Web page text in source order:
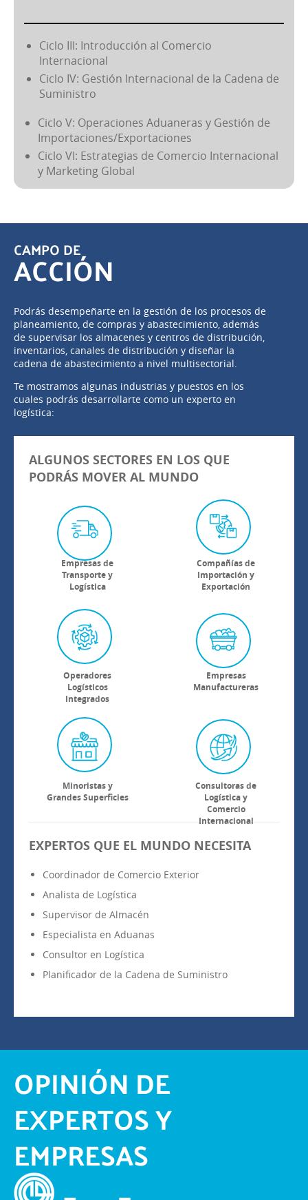
Ciclo III: Introducción al Comercio
Internacional
Ciclo IV: Gestión Internacional de la Cadena de
Suministro
Ciclo V: Operaciones Aduaneras y Gestión de
Importaciones/Exportaciones
Ciclo VI: Estrategias de Comercio Internacional
y Marketing Global
CAMPO DE
ACCIÓN
Podrás desempeñarte en la gestión de los procesos de
planeamiento, de compras y abastecimiento, además
de supervisar los almacenes y centros de distribución,
inventarios, canales de distribución y diseñar la
cadena de abastecimiento a nivel multisectorial.
Te mostramos algunas industrias y puestos en los
cuales podrás desarrollarte como un experto en
logística:
ALGUNOS SECTORES EN LOS QUE
PODRÁS MOVER AL MUNDO
Empresas de
Transporte y
Logística
Compañías de
Importación y
Exportación
Operadores
Logísticos
Integrados
Empresas
Manufactureras
Minoristas y
Grandes Superficies
Consultoras de
Logística y
Comercio
Internacional
EXPERTOS QUE EL MUNDO NECESITA
Coordinador de Comercio Exterior
Analista de Logística
Supervisor de Almacén
Especialista en Aduanas
Consultor en Logística
Planificador de la Cadena de Suministro
OPINIÓN DE
EXPERTOS Y
EMPRESAS